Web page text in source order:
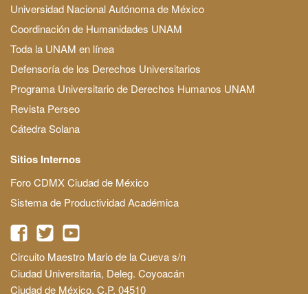
Universidad Nacional Autónoma de México
Coordinación de Humanidades UNAM
Toda la UNAM en línea
Defensoría de los Derechos Universitarios
Programa Universitario de Derechos Humanos UNAM
Revista Perseo
Cátedra Solana
Sitios Internos
Foro CDMX Ciudad de México
Sistema de Productividad Académica
Circuito Maestro Mario de la Cueva s/n
Ciudad Universitaria, Deleg. Coyoacán
Ciudad de México, C.P. 04510